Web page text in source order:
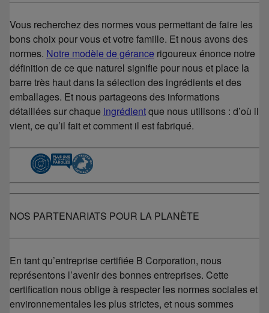
Vous recherchez des normes vous permettant de faire les
bons choix pour vous et votre famille. Et nous avons des
normes. Notre modèle de gérance rigoureux énonce notre
définition de ce que naturel signifie pour nous et place la
barre très haut dans la sélection des ingrédients et des
emballages. Et nous partageons des informations
détaillées sur chaque ingrédientque nous utilisons : d’où il
vient, ce qu’il fait et comment il est fabriqué.
NOS PARTENARIATS POUR LA PLANÈTE
En tant qu’entreprise certifiée B Corporation, nous
représentons l’avenir des bonnes entreprises. Cette
certification nous oblige à respecter les normes sociales et
environnementales les plus strictes, et nous sommes